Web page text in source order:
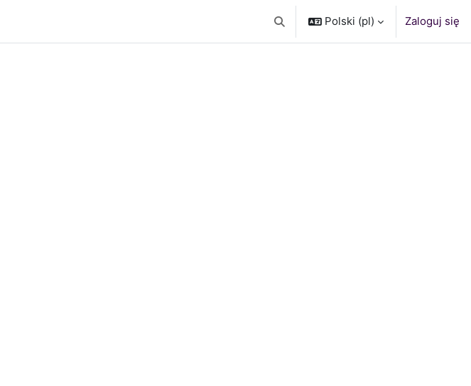
Przełącznik wyszukiwarki
Polski ‎(pl)‎ Zaloguj się